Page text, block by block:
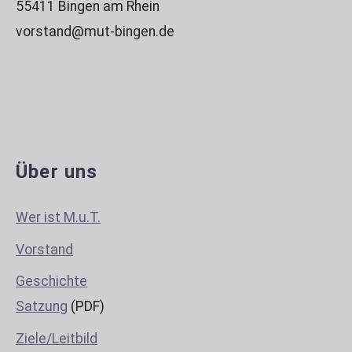
55411 Bingen am Rhein
vorstand@mut-bingen.de
Über uns
Wer ist M.u.T.
Vorstand
Geschichte
Satzung (PDF)
Ziele/Leitbild